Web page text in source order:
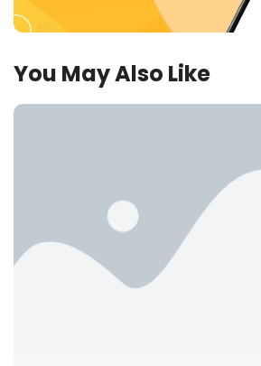
You May Also Like